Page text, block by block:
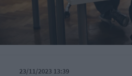
23/11/2023 13:39